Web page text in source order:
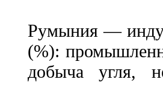
Румыния —
(%):
добыча угля,